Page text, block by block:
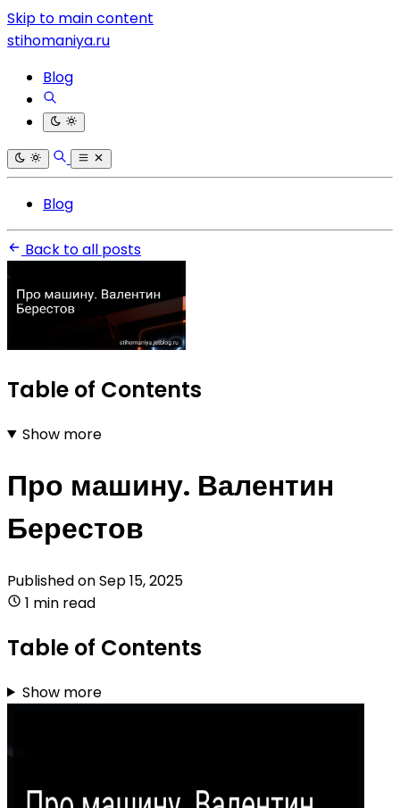
Skip to main content
stihomaniya.ru
Blog
Blog
Back to all posts
Table of Contents
Show more
Про машину. Валентин
Берестов
Published onSep 15, 2025
1 min read
Table of Contents
Show more